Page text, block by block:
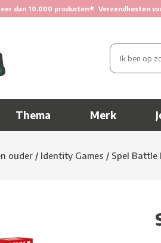
dan 10.000 producten★ Verzendkosten
Thema Merk
ouder / Identity Games / Spel Battle